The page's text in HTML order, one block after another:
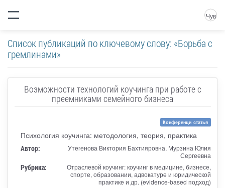
Чув
Список публикаций по ключевому слову: «Борьба с
гремлинами»
Возможности технологий коучинга при работе с
преемниками семейного бизнеса
Конференци статья
Психология коучинга: методология, теория, практика
Автор:
Утегенова Виктория Бахтияровна, Мурзина Юлия
Сергеевна
Рубрика:
Отраслевой коучинг: коучинг в медицине, бизнесе,
спорте, образовании, адвокатуре и юридической
практике и др. (evidence-based подход)